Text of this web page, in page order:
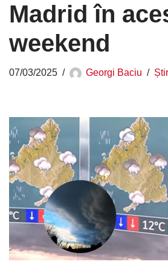
Madrid în
weekend
07/03/2025 Georgi Baciu